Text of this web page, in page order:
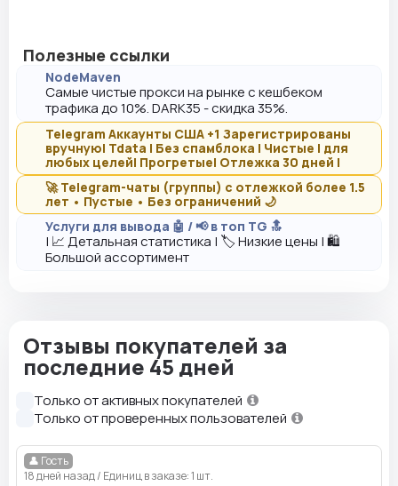
Полезные ссылки
NodeMaven
Самые чистые прокси на рынке с кешбеком
трафика до 10%. DARK35 - скидка 35%.
Telegram Аккаунты США +1 Зарегистрированы
вручную| Tdata | Без спамблока | Чистые | для
любых целей| Прогретые| Отлежка 30 дней |
🚀 Telegram-чаты (группы) с отлежкой более 1.5
лет • Пустые • Без ограничений 🌙
Услуги для вывода 🤖 / 📢 в топ TG 🔝
| 📈 Детальная статистика | 🏷️ Низкие цены | 🛍️
Большой ассортимент
Отзывы покупателей за
последние 45 дней
Только от активных покупателей
Только от проверенных пользователей
👤 Гость
18 дней назад/ Единиц в заказе: 1 шт.